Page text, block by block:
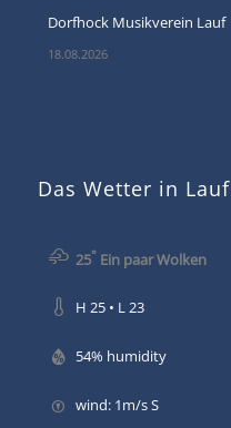
Dorfhock Musikverein Lauf
18.08.2026
Das Wetter in Lauf
25°Ein paar Wolken
H 25 • L 23
54% humidity
wind: 1m/s S